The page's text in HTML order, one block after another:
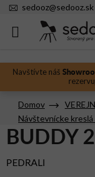
Prejsť
Navštívte náš
sedooz@sedooz.sk
Domov
Návštevnícke kreslá
BUDDY
PEDRALI